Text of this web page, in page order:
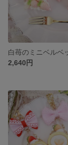
2,640円